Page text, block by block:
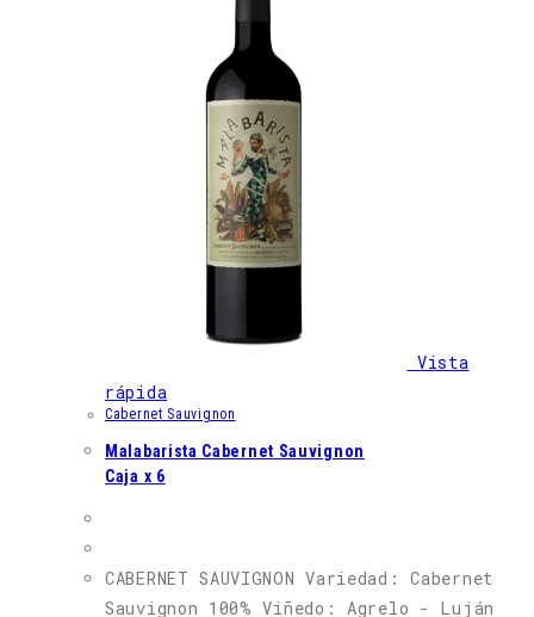
Vista
rápida
Cabernet Sauvignon
Malabarista Cabernet Sauvignon
Caja x 6
CABERNET SAUVIGNON Variedad: Cabernet
Sauvignon 100% Viñedo: Agrelo - Luján